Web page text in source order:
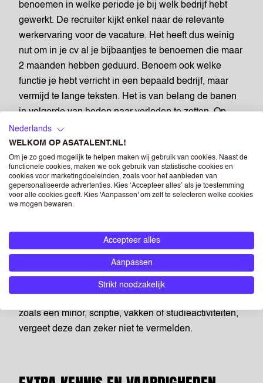
benoemen in welke periode je bij welk bedrijf hebt
gewerkt. De recruiter kijkt enkel naar de relevante
werkervaring voor de vacature. Het heeft dus weinig
nut om in je cv al je bijbaantjes te benoemen die maar
2 maanden hebben geduurd. Benoem ook welke
functie je hebt verricht in een bepaald bedrijf, maar
vermijd te lange teksten. Het is van belang de banen
in volgorde van heden naar verleden te zetten. Op
deze manier kan de recruiter het beste zien over
welke ervaring je beschikt en of je helemaal ready
bent voor de job.
OPLEIDINGEN
Naast werkervaring zijn alle jaren zwoegen in de
schoolbanken ook zeker een plekje waardig op je cv.
Voor opleiding is het ook belangrijk te ordeneren van
meest recent naar minst recent. Mocht je nog andere
zoals een minor, scriptie, vakken of studieactiviteiten,
vergeet deze dan zeker niet te vermelden.
Nederlands
WELKOM OP ASATALENT.NL!
Om je zo goed mogelijk te helpen maken wij gebruik van cookies. Naast de
functionele cookies, maken we ook gebruik van statistische cookies en
cookies voor marketingdoeleinden, zoals voor het aanbieden van
gepersonaliseerde advertenties. Kies ‘Accepteer alles’ als je toestemming
voor alle cookies geeft. Kies 'Aanpassen' om zelf te selecteren welke cookies
we mogen bewaren.
Accepteer alles
Aanpassen
Strikt noodzakelijk